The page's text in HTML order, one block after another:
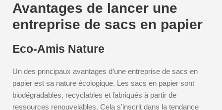
Avantages de lancer une
entreprise de sacs en papier
Eco-Amis Nature
Un des principaux avantages d’une entreprise de sacs en
papier est sa nature écologique. Les sacs en papier sont
biodégradables, recyclables et fabriqués à partir de
ressources renouvelables. Cela s’inscrit dans la tendance